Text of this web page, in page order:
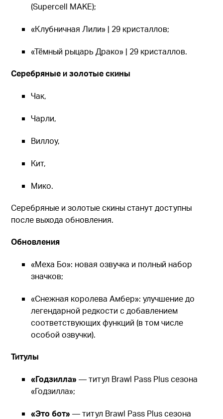
(Supercell MAKE);
«Клубничная Лили» | 29 кристаллов;
«Тёмный рыцарь Драко» | 29 кристаллов.
Серебряные и золотые скины
Чак,
Чарли,
Виллоу,
Кит,
Мико.
Серебряные и золотые скины станут доступны
после выхода обновления.
Обновления
«Меха Бо»: новая озвучка и полный набор
значков;
«Снежная королева Амбер»: улучшение до
легендарной редкости с добавлением
соответствующих функций (в том числе
особой озвучки).
Титулы
«Годзилла» — титул Brawl Pass Plus сезона
«Годзилла»;
«Это бот» — титул Brawl Pass Plus сезона